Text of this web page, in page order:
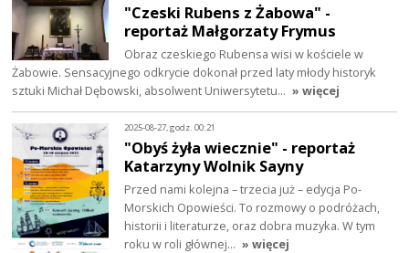
"Czeski Rubens z Żabowa" -
reportaż Małgorzaty Frymus
Obraz czeskiego Rubensa wisi w kościele w
Żabowie. Sensacyjnego odkrycie dokonał przed laty młody historyk
sztuki Michał Dębowski, absolwent Uniwersytetu… » więcej
2025-08-27, godz. 00:21
"Obyś żyła wiecznie" - reportaż
Katarzyny Wolnik Sayny
Przed nami kolejna – trzecia już – edycja Po-
Morskich Opowieści. To rozmowy o podróżach,
historii i literaturze, oraz dobra muzyka. W tym
roku w roli głównej… » więcej